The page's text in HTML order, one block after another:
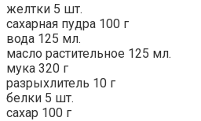
желтки 5 шт.
сахарная пудра 100 г
вода 125 мл.
масло растительное 125 мл.
мука 320 г
разрыхлитель 10 г
белки 5 шт.
сахар 100 г